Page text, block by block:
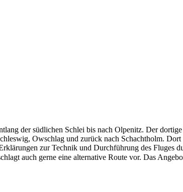
der südlichen Schlei bis nach Olpenitz. Der
Owschlag und zurück nach Schachtholm.
zur Technik und Durchführung des Fluges
auch gerne eine alternative Route vor. Das